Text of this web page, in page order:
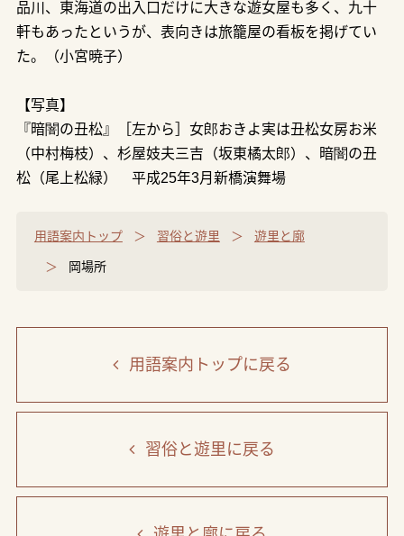
品川、東海道の出入口だけに大きな遊女屋も多く、九十
軒もあったというが、表向きは旅籠屋の看板を掲げてい
た。（小宮暁子）
【写真】
『暗闇の丑松』［左から］女郎おきよ実は丑松女房お米
（中村梅枝）、杉屋妓夫三吉（坂東橘太郎）、暗闇の丑
松（尾上松緑） 平成25年3月新橋演舞場
用語案内トップ 習俗と遊里 遊里と廓
岡場所
用語案内トップに戻る
習俗と遊里に戻る